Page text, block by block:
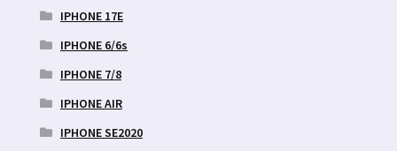
IPHONE 17E
IPHONE 6/6s
IPHONE 7/8
IPHONE AIR
IPHONE SE2020